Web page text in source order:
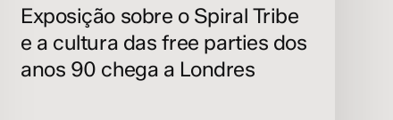
chegaExposição sobre o Spiral Tribe
e a cultura das free parties dos
anos 90 chega a Londres